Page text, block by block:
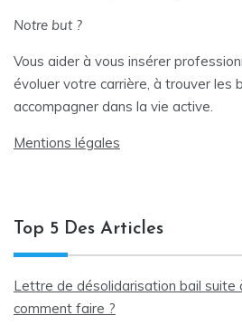
Notre but ?
Vous aider à vous insérer
évoluer votre carrière, à trouver les
accompagner dans la vie active.
Mentions légales
Top 5 Des Articles
Lettre de désolidarisation bail suite
comment faire ?